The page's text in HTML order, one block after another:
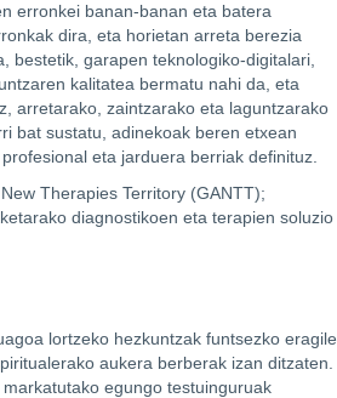
erronkei banan-banan eta batera
dira, eta horietan arreta berezia
bestetik, garapen teknologiko-digitalari,
kalitatea bermatu nahi da, eta
arretarako, zaintzarako eta laguntzarako
bat sustatu, adinekoak beren etxean
eta jarduera berriak definituz.
Therapies Territory (GANTT);
diagnostikoen eta terapien soluzio
lortzeko hezkuntzak funtsezko eragile
aukera berberak izan ditzaten.
egungo testuinguruak